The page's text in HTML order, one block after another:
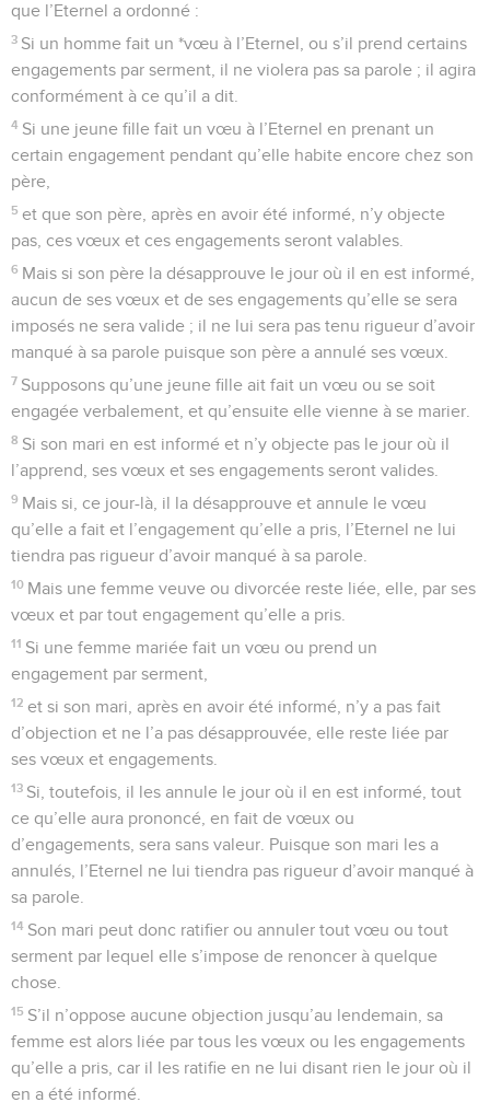
que l’Eternel a ordonné :
3 Si un homme fait un *vœu à l’Eternel, ou s’il prend certains
engagements par serment, il ne violera pas sa parole ; il agira
conformément à ce qu’il a dit.
4 Si une jeune fille fait un vœu à l’Eternel en prenant un
certain engagement pendant qu’elle habite encore chez son
père,
5 et que son père, après en avoir été informé, n’y objecte
pas, ces vœux et ces engagements seront valables.
6 Mais si son père la désapprouve le jour où il en est informé,
aucun de ses vœux et de ses engagements qu’elle se sera
imposés ne sera valide ; il ne lui sera pas tenu rigueur d’avoir
manqué à sa parole puisque son père a annulé ses vœux.
7 Supposons qu’une jeune fille ait fait un vœu ou se soit
engagée verbalement, et qu’ensuite elle vienne à se marier.
8 Si son mari en est informé et n’y objecte pas le jour où il
l’apprend, ses vœux et ses engagements seront valides.
9 Mais si, ce jour-là, il la désapprouve et annule le vœu
qu’elle a fait et l’engagement qu’elle a pris, l’Eternel ne lui
tiendra pas rigueur d’avoir manqué à sa parole.
10 Mais une femme veuve ou divorcée reste liée, elle, par ses
vœux et par tout engagement qu’elle a pris.
11 Si une femme mariée fait un vœu ou prend un
engagement par serment,
12 et si son mari, après en avoir été informé, n’y a pas fait
d’objection et ne l’a pas désapprouvée, elle reste liée par
ses vœux et engagements.
13 Si, toutefois, il les annule le jour où il en est informé, tout
ce qu’elle aura prononcé, en fait de vœux ou
d’engagements, sera sans valeur. Puisque son mari les a
annulés, l’Eternel ne lui tiendra pas rigueur d’avoir manqué à
sa parole.
14 Son mari peut donc ratifier ou annuler tout vœu ou tout
serment par lequel elle s’impose de renoncer à quelque
chose.
15 S’il n’oppose aucune objection jusqu’au lendemain, sa
femme est alors liée par tous les vœux ou les engagements
qu’elle a pris, car il les ratifie en ne lui disant rien le jour où il
en a été informé.